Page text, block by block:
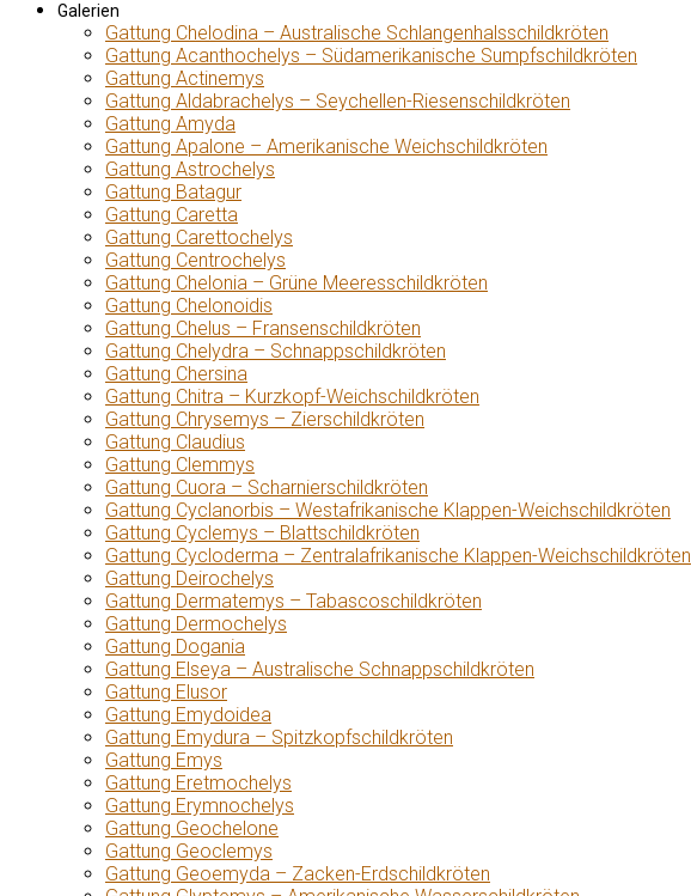
Galerien
Gattung Chelodina – Australische Schlangenhalsschildkröten
Gattung Acanthochelys – Südamerikanische Sumpfschildkröten
Gattung Actinemys
Gattung Aldabrachelys – Seychellen-Riesenschildkröten
Gattung Amyda
Gattung Apalone – Amerikanische Weichschildkröten
Gattung Astrochelys
Gattung Batagur
Gattung Caretta
Gattung Carettochelys
Gattung Centrochelys
Gattung Chelonia – Grüne Meeresschildkröten
Gattung Chelonoidis
Gattung Chelus – Fransenschildkröten
Gattung Chelydra – Schnappschildkröten
Gattung Chersina
Gattung Chitra – Kurzkopf-Weichschildkröten
Gattung Chrysemys – Zierschildkröten
Gattung Claudius
Gattung Clemmys
Gattung Cuora – Scharnierschildkröten
Gattung Cyclanorbis – Westafrikanische Klappen-Weichschildkröten
Gattung Cyclemys – Blattschildkröten
Gattung Cycloderma – Zentralafrikanische Klappen-Weichschildkröten
Gattung Deirochelys
Gattung Dermatemys – Tabascoschildkröten
Gattung Dermochelys
Gattung Dogania
Gattung Elseya – Australische Schnappschildkröten
Gattung Elusor
Gattung Emydoidea
Gattung Emydura – Spitzkopfschildkröten
Gattung Emys
Gattung Eretmochelys
Gattung Erymnochelys
Gattung Geochelone
Gattung Geoclemys
Gattung Geoemyda – Zacken-Erdschildkröten